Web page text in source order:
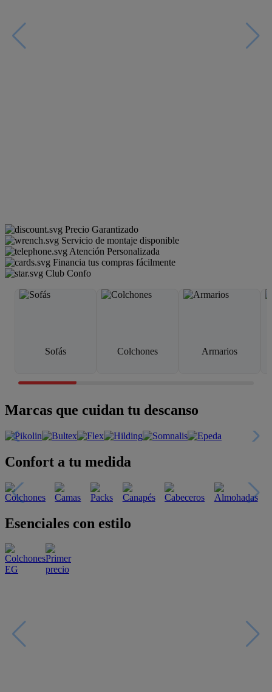
Precio Garantizado
Servicio de montaje disponible
Atención Personalizada
Financia tus compras fácilmente
Club Confo
Sofás Colchones Armarios
Marcas que cuidan tu descanso
Confort a tu medida
Esenciales con estilo
Oportunidades únicas